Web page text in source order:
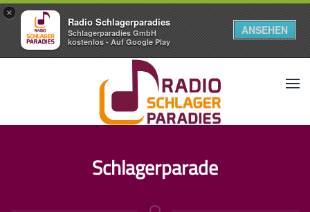
×
Radio Schlagerparadies
Schlagerparadies GmbH
kostenlos - Auf Google Play
ANSEHEN
Schlagerparade